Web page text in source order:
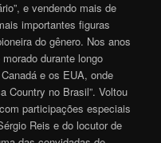
e vendendo mais de
importantes figuras
do gênero. Nos anos
durante longo
e os EUA, onde
Country no Brasil”. Voltou
participações especiais
Reis e do locutor de